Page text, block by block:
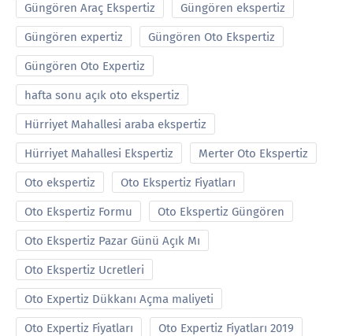
Güngören Araç Ekspertiz Güngören ekspertiz
Güngören expertiz Güngören Oto Ekspertiz
Güngören Oto Expertiz
hafta sonu açık oto ekspertiz
Hürriyet Mahallesi araba ekspertiz
Hürriyet Mahallesi Ekspertiz Merter Oto Ekspertiz
Oto ekspertiz Oto Ekspertiz Fiyatları
Oto Ekspertiz Formu Oto Ekspertiz Güngören
Oto Ekspertiz Pazar Günü Açık Mı
Oto Ekspertiz Ucretleri
Oto Expertiz Dükkanı Açma maliyeti
Oto Expertiz Fiyatları Oto Expertiz Fiyatları 2019